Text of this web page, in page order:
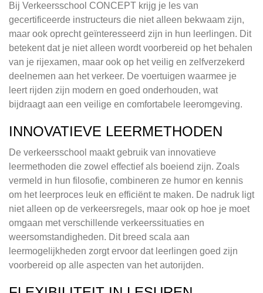
Bij Verkeersschool CONCEPT krijg je les van
gecertificeerde instructeurs die niet alleen bekwaam zijn,
maar ook oprecht geïnteresseerd zijn in hun leerlingen. Dit
betekent dat je niet alleen wordt voorbereid op het behalen
van je rijexamen, maar ook op het veilig en zelfverzekerd
deelnemen aan het verkeer. De voertuigen waarmee je
leert rijden zijn modern en goed onderhouden, wat
bijdraagt aan een veilige en comfortabele leeromgeving.
INNOVATIEVE LEERMETHODEN
De verkeersschool maakt gebruik van innovatieve
leermethoden die zowel effectief als boeiend zijn. Zoals
vermeld in hun filosofie, combineren ze humor en kennis
om het leerproces leuk en efficiënt te maken. De nadruk ligt
niet alleen op de verkeersregels, maar ook op hoe je moet
omgaan met verschillende verkeerssituaties en
weersomstandigheden. Dit breed scala aan
leermogelijkheden zorgt ervoor dat leerlingen goed zijn
voorbereid op alle aspecten van het autorijden.